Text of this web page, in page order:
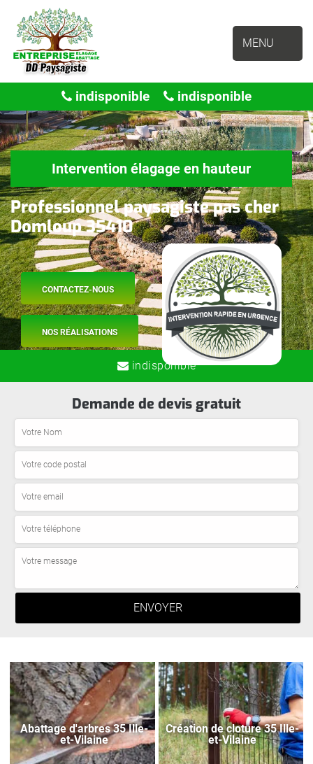
MENU
indisponible indisponible
Intervention élagage en hauteur
Professionnel paysagiste pas cher
Domloup 35410
CONTACTEZ-NOUS
NOS RÉALISATIONS
indisponible
Demande de devis gratuit
Abattage d'arbres 35 Ille-
et-Vilaine
Création de cloture 35 Ille-
et-Vilaine